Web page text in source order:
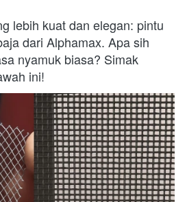
lebih kuat dan elegan: pintu
dari Alphamax. Apa sih
nyamuk biasa? Simak
ini!